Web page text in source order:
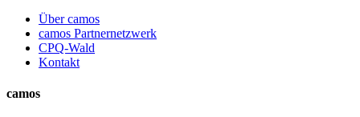
Über camos
camos Partnernetzwerk
CPQ-Wald
Kontakt
camos